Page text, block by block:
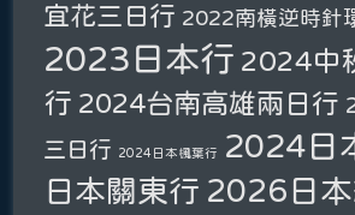
宜花三日行 2022南橫逆時針
2023日本行 2024中
行 2024台南高雄兩日行
三日行 2024日本楓葉行 2024日
日本關東行 2026日